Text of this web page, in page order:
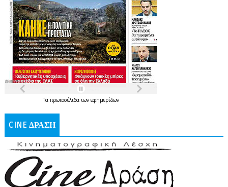
Τα πρωτοσέλιδατων εφημερίδων
CINE ΔΡΑΣΗ